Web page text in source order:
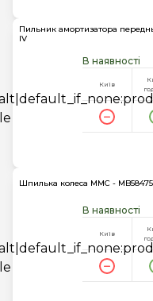
Пильник амортизатора
IV
В наявності
Київ
Шпилька колеса MMC -
В наявності
Київ